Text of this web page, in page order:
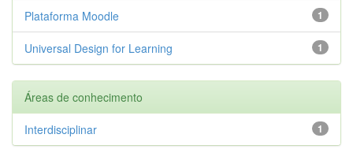
1
Plataforma Moodle
1
Universal Design for Learning
Áreas de conhecimento
1
Interdisciplinar